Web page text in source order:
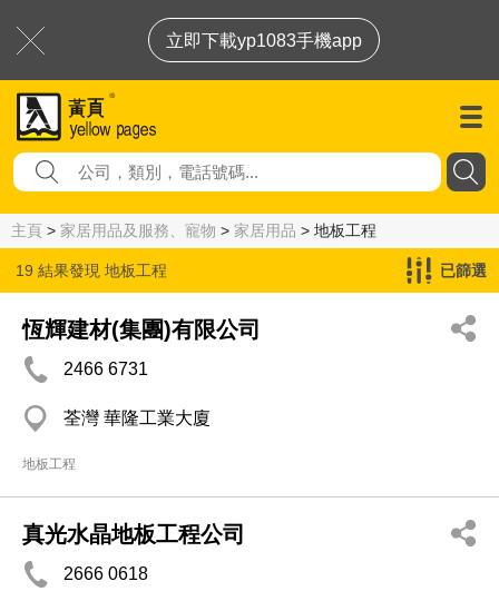
立即下載yp1083手機app
主頁 > 家居用品及服務、寵物 > 家居用品 > 地板工程
19 結果發現 地板工程 已篩選
恆輝建材(集團)有限公司
2466 6731
荃灣 華隆工業大廈
地板工程
真光水晶地板工程公司
2666 0618